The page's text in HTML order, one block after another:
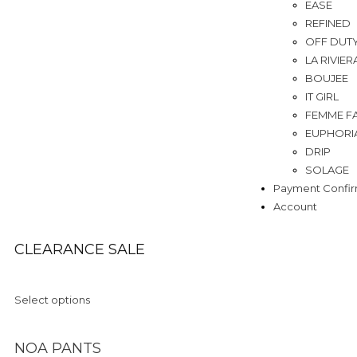
EASE
REFINED
OFF
LA
BOUJEE
IT GIRL
FEMME
DRIP
SOLAGE
Payment
Account
CLEARANCE SALE
Select options
NOA PANTS